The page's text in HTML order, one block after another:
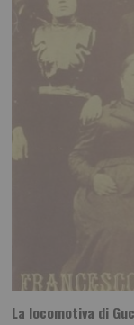
La locomotiva di